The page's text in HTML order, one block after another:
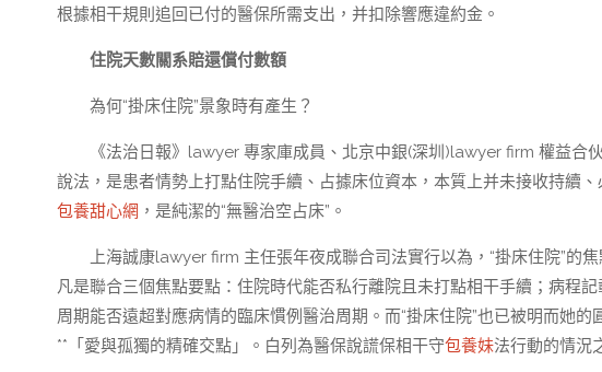
根據相干規則追回已付的醫保所需支出，并扣除響應違約金。
住院天數關系賠還償付數額
為何“掛床住院”景象時有產生？
《法治日報》lawyer 專家庫成員、北京中銀(深圳)lawyer firm 權益合伙
說法，是患者情勢上打點住院手續、占據床位資本，本質上并未接收持續
包養甜心網 ，是純潔的“無醫治空占床”。
上海誠康lawyer firm 主任張年夜成聯合司法實行以為，“掛床住院”的
凡是聯合三個焦點要點：住院時代能否私行離院且未打點相干手續；病程
周期能否遠超對應病情的臨床慣例醫治周期。而“掛床住院”也已被明而她
**「愛與孤獨的精確交點」。白列為醫保說謊保相干守包養妹法行動的情況